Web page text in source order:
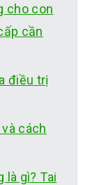
cho con
cần
điều trị
cách
là gì? Tai